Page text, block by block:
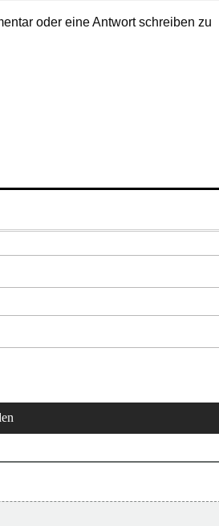
oder eine Antwort schreiben zu